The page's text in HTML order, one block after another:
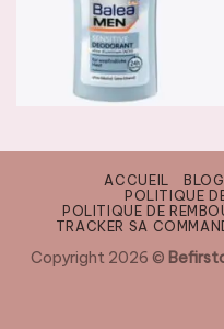
AJOUTER AU PANIER
ACCUEIL BLOG
POLITIQUE
POLITIQUE DE
TRACKER SA
Copyright 2026 ©